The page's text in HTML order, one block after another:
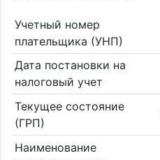
Учетный номер
плательщика (УНП)
Дата постановки на
налоговый учет
Текущее состояние
(ГРП)
Наименование